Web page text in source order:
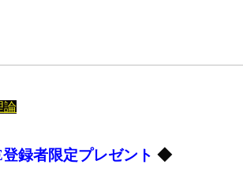
論
録者限定プレゼント ◆